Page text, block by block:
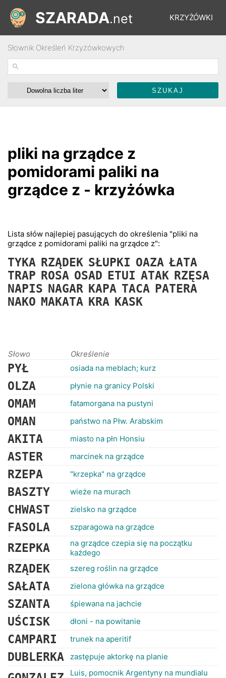
KRZYŻÓWKI
ŁAMIGŁÓWKI
RANKINGI
SZARADA.net
Słownik Określeń Krzyżówkowych
pliki na grządce z
pomidorami paliki na
grządce z - krzyżówka
Lista słów najlepiej pasujących do określenia "pliki na
grządce z pomidorami paliki na grządce z":
TYKA RZĄDEK SŁUPKI OAZA ŁATA
TRAP ROSA OSAD ETUI ATAK RZĘSA
NAPIS NAGAR KAPA TACA PATERA
NAKO MAKATA KRA KASK
Słowo Określenie
PYŁ osiada na meblach; kurz
OLZA płynie na granicy Polski
OMAM fatamorgana na pustyni
OMAN państwo na Płw. Arabskim
AKITA miasto na płn Honsiu
ASTER marcinek na grządce
RZEPA "krzepka" na grządce
BASZTY wieże na murach
CHWAST zielsko na grządce
FASOLA szparagowa na grządce
RZEPKA
na grządce czepia się na początku
każdego
RZĄDEK szereg roślin na grządce
SAŁATA zielona główka na grządce
SZANTA śpiewana na jachcie
UŚCISK dłoni - na powitanie
CAMPARI trunek na aperitif
DUBLERKA zastępuje aktorkę na planie
Luis, pomocnik Argentyny na mundialu